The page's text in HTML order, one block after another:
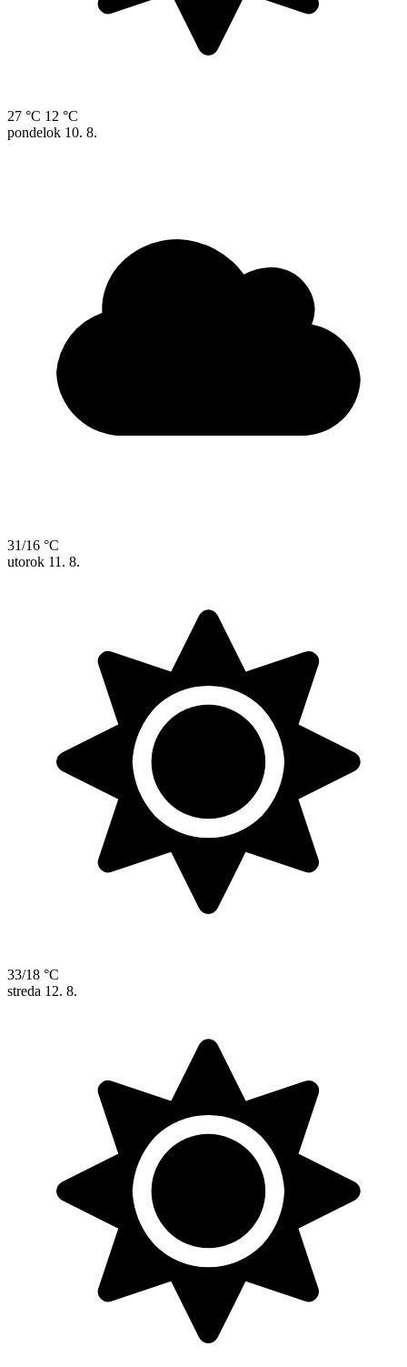
27 °C 12 °C
pondelok 10. 8.
31/16 °C
utorok 11. 8.
33/18 °C
streda 12. 8.